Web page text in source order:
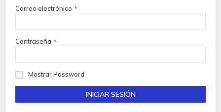
Correo electrónico
Contraseña
Mostrar Password
INICIAR SESIÓN